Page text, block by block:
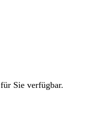
Sie verfügbar.